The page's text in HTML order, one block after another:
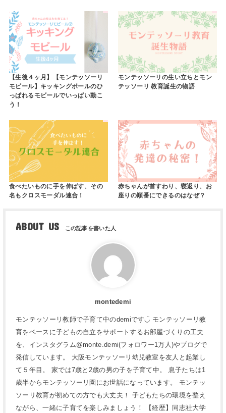
【生後４ヶ月】【モンテッソーリ
モビール】キッキングボールのひ
っぱれるモビールでいっぱい動こ
う！
モンテッソーリの生い立ちとモン
テッソーリ 教育誕生の物語
食べたいものに手を伸ばす、その
名もクロスモーダル連合！
赤ちゃんが首すわり、寝返り、お
座りの順番にできるのはなぜ？
ABOUT US
montedemi
モンテッソーリ教師で子育て中のdemiです◡̈ モンテッソーリ教
育をベースに子どもの自立をサポートするお部屋づくりの工夫
を、インスタグラム@monte.demi(フォロワー1万人)やブログで
発信しています。 大阪モンテッソーリ幼児教室を友人と起業し
て５年目。 家では7歳と2歳の男の子を子育て中。 息子たちは1
歳半からモンテッソーリ園にお世話になっています。 モンテッ
ソーリ教育が初めての方でも大丈夫！ 子どもたちの環境を整え
ながら、一緒に子育てを楽しみましょう！ 【経歴】同志社大学